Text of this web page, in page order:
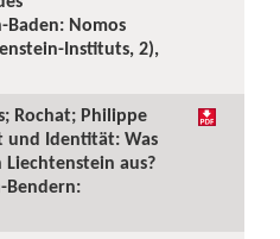
Baden: Nomos
Instituts, 2),
Rochat; Philippe
und Identität: Was
aus?
Bendern: